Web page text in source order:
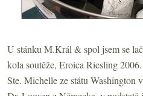
U stánku M.Král & spol jsem se
kola soutěže, Eroica Riesling
Ste. Michelle ze státu Washington